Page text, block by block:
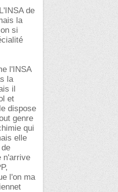
de
la
si
l'INSA
la
il
et
dispose
genre
qui
elle
n'arrive
l'on ma